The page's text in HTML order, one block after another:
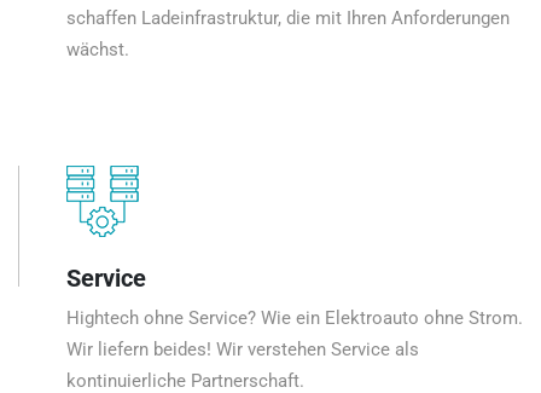
schaffen Ladeinfrastruktur, die mit Ihren Anforderungen
wächst.
Service
Hightech ohne Service? Wie ein Elektroauto ohne Strom.
Wir liefern beides! Wir verstehen Service als
kontinuierliche Partnerschaft.